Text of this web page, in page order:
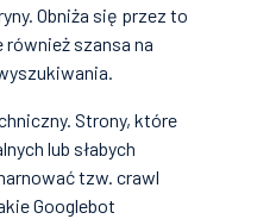
Obniża się przez to
szansa na
Strony, które
lub słabych
tzw. crawl
Googlebot